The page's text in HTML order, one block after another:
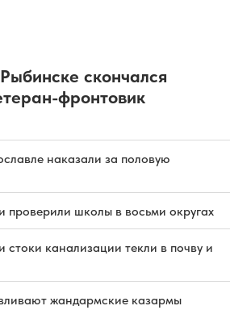
скончался
фронтовик
наказали за половую
проверили школы в восьми округах
стоки канализации текли в почву и
жандармские казармы